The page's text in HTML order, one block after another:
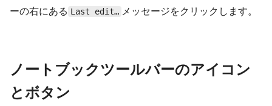
ーの右にある Last edit… メッセージをクリックします。
ノートブックツールバーのアイコン
とボタン